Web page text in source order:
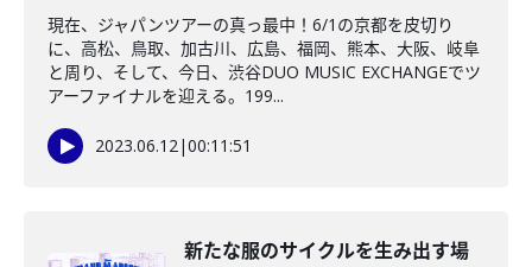
現在、ジャパンツアーの真っ最中！6/1の京都を皮切り
に、高松、鳥取、加古川、広島、福岡、熊本、大阪、岐阜
と周り、そして、今日、渋谷DUO MUSIC EXCHANGEでツ
アーファイナルを迎える。199...
2023.06.12|00:11:51
新たな服のサイクルを生み出す場